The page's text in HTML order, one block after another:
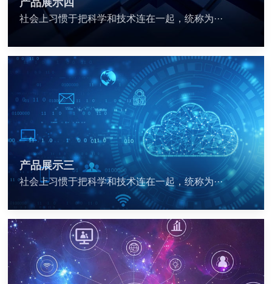
产品展示四
社会上习惯于把科学和技术连在一起，统称为···
产品展示三
社会上习惯于把科学和技术连在一起，统称为···